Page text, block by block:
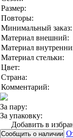
Размер:
Повторы:
Минимальный заказ:
Материал внешний:
Материал
Материал стельки:
Цвет:
Страна:
Комментарий:
За пару:
За упаковку:
Добавить в
Сообщить о наличии